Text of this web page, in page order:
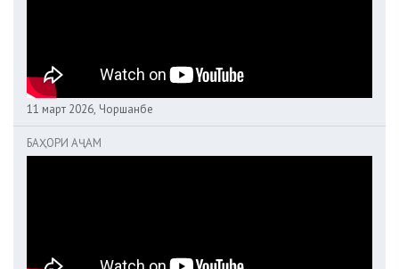
11 март 2026, Чоршанбе
БАҲОРИ АҶАМ